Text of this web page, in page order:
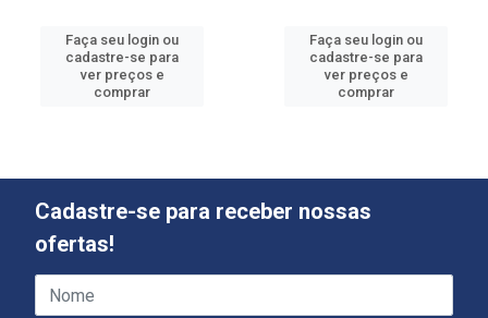
Faça seu login ou
cadastre-se para
ver preços e
comprar
Faça seu login ou
cadastre-se para
ver preços e
comprar
Cadastre-se para receber nossas
ofertas!